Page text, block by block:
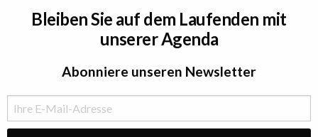
Bleiben Sie auf dem Laufenden mit
unserer Agenda
Abonniere unseren Newsletter